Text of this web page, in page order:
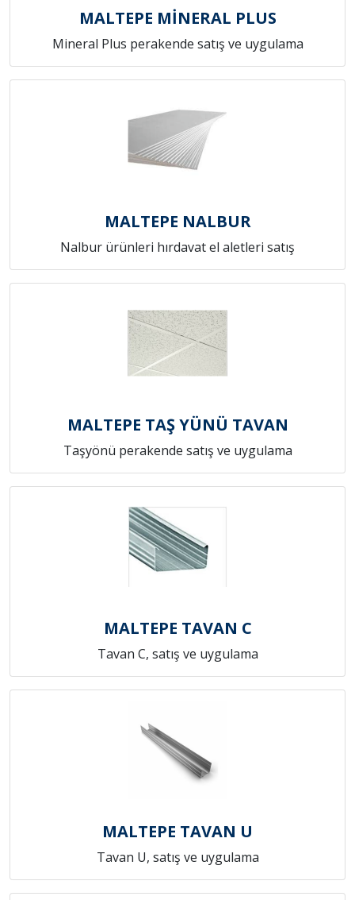
MALTEPE MİNERAL PLUS
Mineral Plus perakende satış ve uygulama
MALTEPE NALBUR
Nalbur ürünleri hırdavat el aletleri satış
MALTEPE TAŞ YÜNÜ TAVAN
Taşyönü perakende satış ve uygulama
MALTEPE TAVAN C
Tavan C, satış ve uygulama
MALTEPE TAVAN U
Tavan U, satış ve uygulama